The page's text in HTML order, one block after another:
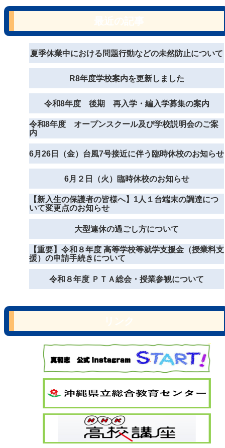
夏季休業中における問題行動などの未然防止について
R8年度学校案内を更新しました
令和8年度 後期 再入学・編入学募集の案内
令和8年度 オープンスクール及び学校説明会のご案
内
6月26日（金）台風7号接近に伴う臨時休校のお知らせ
6月２日（火）臨時休校のお知らせ
【新入生の保護者の皆様へ】1人１台端末の調達につ
いて変更点のお知らせ
大型連休の過ごし方について
【重要】令和８年度 高等学校等就学支援金（授業料支
援）の申請手続きについて
令和８年度 ＰＴＡ総会・授業参観について